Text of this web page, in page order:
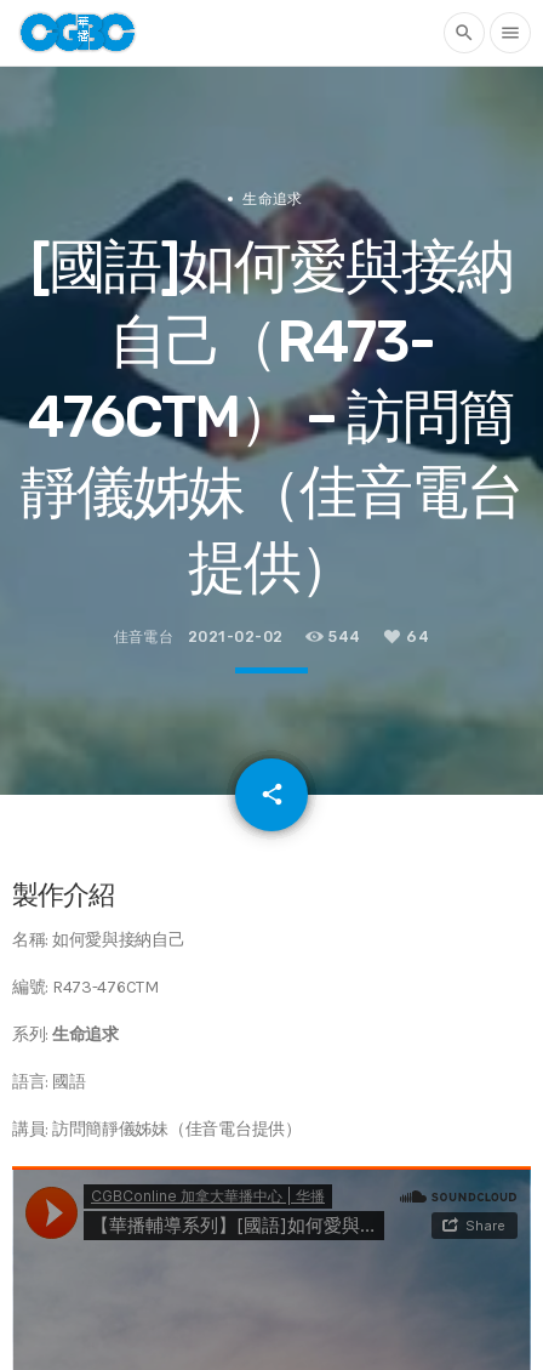
search menu
生命追求
[國語]如何愛與接納
自己（R473-
476CTM） – 訪問簡
靜儀姊妹（佳音電台
提供）
佳音電台 2021-02-02 544 64
share
email
製作介紹
名稱: 如何愛與接納自己
編號: R473-476CTM
系列: 生命追求
語言: 國語
講員: 訪問簡靜儀姊妹（佳音電台提供）